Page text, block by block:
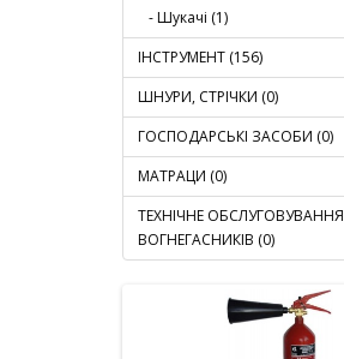
- Шукачі (1)
ІНСТРУМЕНТ (156)
ШНУРИ, СТРІЧКИ (0)
ГОСПОДАРСЬКІ ЗАСОБИ (0)
МАТРАЦИ (0)
ТЕХНІЧНЕ ОБСЛУГОВУВАННЯ
ВОГНЕГАСНИКІВ (0)